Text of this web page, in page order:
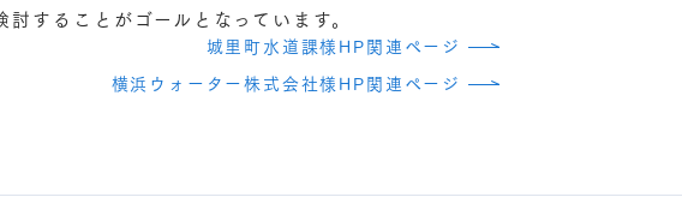
することがゴールとなっています。
城里町水道課様HP関連ページ
横浜ウォーター株式会社様HP関連ページ